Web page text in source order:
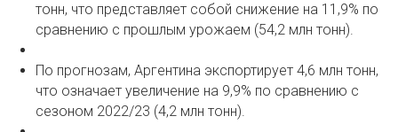
тонн, что представляет собой снижение на 11,9% по
сравнению с прошлым урожаем (54,2 млн тонн).
По прогнозам, Аргентина экспортирует 4,6 млн тонн,
что означает увеличение на 9,9% по сравнению с
сезоном 2022/23 (4,2 млн тонн).